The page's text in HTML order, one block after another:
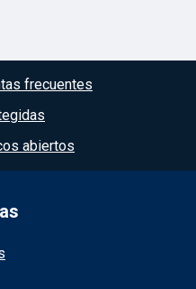
frecuentes
abiertos